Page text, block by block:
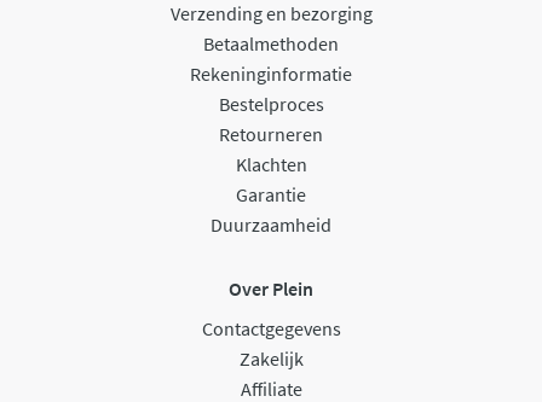
Verzending en bezorging
Betaalmethoden
Rekeninginformatie
Bestelproces
Retourneren
Klachten
Garantie
Duurzaamheid
Over Plein
Contactgegevens
Zakelijk
Affiliate